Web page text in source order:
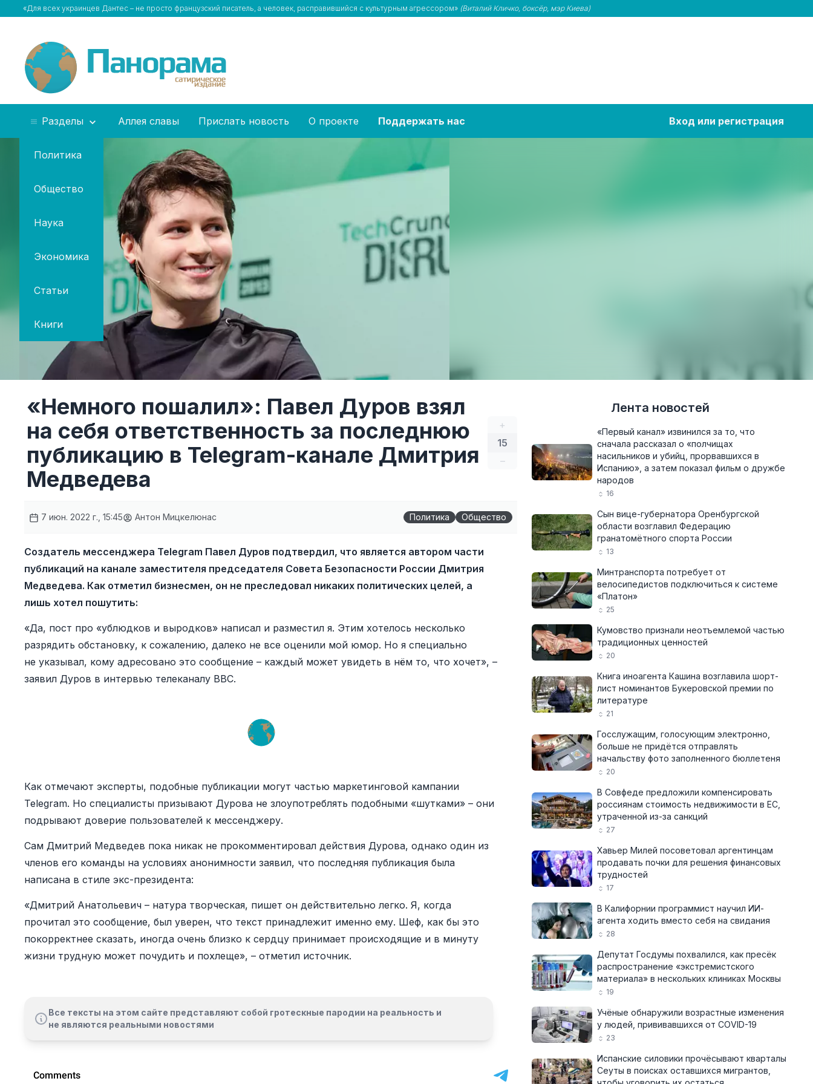
«Для всех украинцев Дантес – не просто французский писатель, а человек, расправившийся с культурным агрессором» (Виталий Кличко, боксёр, мэр Киева)
Разделы
Политика
Общество
Наука
Экономика
Статьи
Книги
Аллея славы Прислать новость О проекте Поддержать нас Вход или регистрация
+
15
–
«Немного пошалил»: Павел Дуров взял
на себя ответственность за последнюю
публикацию в Telegram-канале Дмитрия
Медведева
7 июн. 2022 г., 15:45 Антон Мицкелюнас Политика Общество
Создатель мессенджера Telegram Павел Дуров подтвердил, что является автором части
публикаций на канале заместителя председателя Совета Безопасности России Дмитрия
Медведева. Как отметил бизнесмен, он не преследовал никаких политических целей, а
лишь хотел пошутить:
«Да, пост про «ублюдков и выродков» написал и разместил я. Этим хотелось несколько
разрядить обстановку, к сожалению, далеко не все оценили мой юмор. Но я специально
не указывал, кому адресовано это сообщение – каждый может увидеть в нём то, что хочет», –
заявил Дуров в интервью телеканалу BBC.
Как отмечают эксперты, подобные публикации могут частью маркетинговой кампании
Telegram. Но специалисты призывают Дурова не злоупотреблять подобными «шутками» – они
подрывают доверие пользователей к мессенджеру.
Сам Дмитрий Медведев пока никак не прокомментировал действия Дурова, однако один из
членов его команды на условиях анонимности заявил, что последняя публикация была
написана в стиле экс-президента:
«Дмитрий Анатольевич – натура творческая, пишет он действительно легко. Я, когда
прочитал это сообщение, был уверен, что текст принадлежит именно ему. Шеф, как бы это
покорректнее сказать, иногда очень близко к сердцу принимает происходящие и в минуту
жизни трудную может почудить и похлеще», – отметил источник.
Все тексты на этом сайте представляют собой гротескные пародии на реальность и
не являются реальными новостями
Лента новостей
«Первый канал» извинился за то, что
сначала рассказал о «полчищах
насильников и убийц, прорвавшихся в
Испанию», а затем показал фильм о дружбе
народов
16
Сын вице-губернатора Оренбургской
области возглавил Федерацию
гранатомётного спорта России
13
Минтранспорта потребует от
велосипедистов подключиться к системе
«Платон»
25
Кумовство признали неотъемлемой частью
традиционных ценностей
20
Книга иноагента Кашина возглавила шорт-
лист номинантов Букеровской премии по
литературе
21
Госслужащим, голосующим электронно,
больше не придётся отправлять
начальству фото заполненного бюллетеня
20
В Совфеде предложили компенсировать
россиянам стоимость недвижимости в ЕС,
утраченной из-за санкций
27
Хавьер Милей посоветовал аргентинцам
продавать почки для решения финансовых
трудностей
17
В Калифорнии программист научил ИИ-
агента ходить вместо себя на свидания
28
Депутат Госдумы похвалился, как пресёк
распространение «экстремистского
материала» в нескольких клиниках Москвы
19
Учёные обнаружили возрастные изменения
у людей, прививавшихся от COVID-19
23
Испанские силовики прочёсывают кварталы
Сеуты в поисках оставшихся мигрантов,